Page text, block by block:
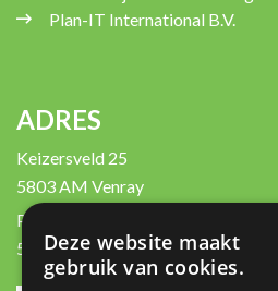
Plan-IT International B.V.
ADRES
Keizersveld 25
5803 AM Venray
Postbus 450
5800 AL Venray
Deze website maakt
gebruik van cookies.